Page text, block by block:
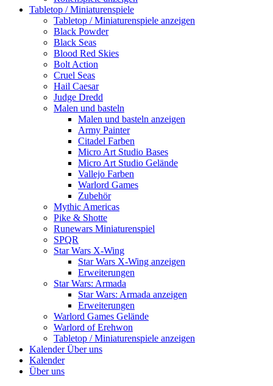
Tabletop / Miniaturenspiele
Tabletop / Miniaturenspiele anzeigen
Black Powder
Black Seas
Blood Red Skies
Bolt Action
Cruel Seas
Hail Caesar
Judge Dredd
Malen und basteln
Malen und basteln anzeigen
Army Painter
Citadel Farben
Micro Art Studio Bases
Micro Art Studio Gelände
Vallejo Farben
Warlord Games
Zubehör
Mythic Americas
Pike & Shotte
Runewars Miniaturenspiel
SPQR
Star Wars X-Wing
Star Wars X-Wing anzeigen
Erweiterungen
Star Wars: Armada
Star Wars: Armada anzeigen
Erweiterungen
Warlord Games Gelände
Warlord of Erehwon
Tabletop / Miniaturenspiele anzeigen
KalenderÜber uns
Kalender
Über uns